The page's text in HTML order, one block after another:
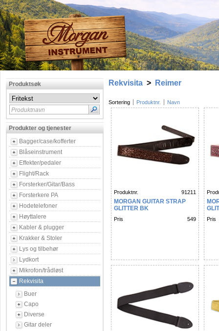
Produktsøk
Produktnavn
Produkter og tjenester
Bagger/case/kofferter
Blåseinstrument
Effekter/pedaler
Flight/Rack
Forsterker/Gitar/Bass
Forsterkere PA
Hodetelefoner
Høyttalere
Kabler & plugger
Krakker & Stoler
Lys og tilbehør
Lydkort
Mikrofon/trådløst
Rekvisita
Buer
Capo
Diverse
Gitar deler
Rekvisita > Reimer
Sortering Produktnr. Navn
Produktnr. 91211
MORGAN GUITAR STRAP
GLITTER BK
Pris 549 Pris